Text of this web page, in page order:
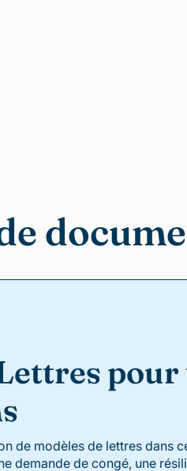
de modèles de lettres dans
demande de congé, une